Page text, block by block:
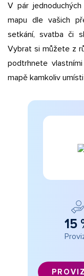
V pár
mapu dle vašich
setkání, svatba či
Vybrat si můžete z
podtrhnete
mapě kamkoliv
15